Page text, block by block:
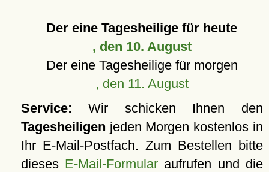
Der eine Tagesheilige für heute
, den 10. August
Der eine Tagesheilige für morgen
, den 11. August
Service: Wir schicken Ihnen den
Tagesheiligen jeden Morgen kostenlos in
Ihr E-Mail-Postfach. Zum Bestellen bitte
dieses E-Mail-Formular aufrufen und die